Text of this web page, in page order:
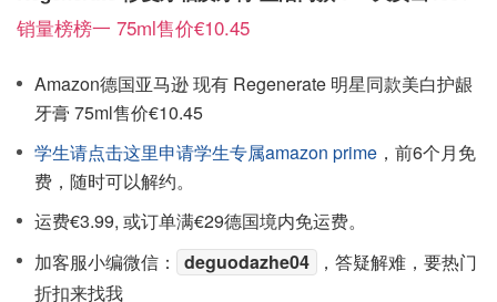
销量榜榜一 75ml售价€10.45
Amazon德国亚马逊 现有 Regenerate 明星同款美白护龈
牙膏 75ml售价€10.45
学生请点击这里申请学生专属amazon prime ，前6个月免
费，随时可以解约。
运费€3.99, 或订单满€29德国境内免运费。
加客服小编微信：
deguodazhe04
，答疑解难，要热门
折扣来找我